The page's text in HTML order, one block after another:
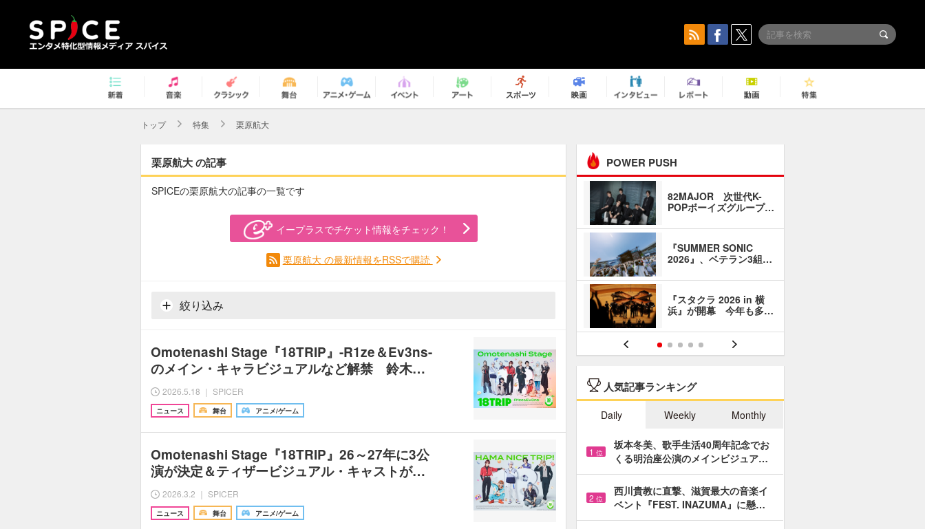
トップ 特集 栗原航大
栗原航大 の記事
SPICEの栗原航大の記事の一覧です
イープラスでチケット情報をチェック！
栗原航大 の最新情報をRSSで購読
絞り込み
Omotenashi Stage『18TRIP』-R1ze＆Ev3ns-
のメイン・キャラビジュアルなど解禁 鈴木…
2026.5.18 ｜ SPICER
ニュース 舞台 アニメ/ゲーム
Omotenashi Stage『18TRIP』26～27年に3公
演が決定＆ティザービジュアル・キャストが…
2026.3.2 ｜ SPICER
ニュース 舞台 アニメ/ゲーム
POWER PUSH
82MAJOR 次世代K-
POPボーイズグループ…
『SUMMER SONIC
2026』、ベテラン3組…
『スタクラ 2026 in 横
浜』が開幕 今年も多…
人気記事ランキング
Daily Weekly Monthly
1 位
坂本冬美、歌手生活40周年記念でお
くる明治座公演のメインビジュア…
2 位
西川貴教に直撃、滋賀最大の音楽イ
ベント『FEST. INAZUMA』に懸…